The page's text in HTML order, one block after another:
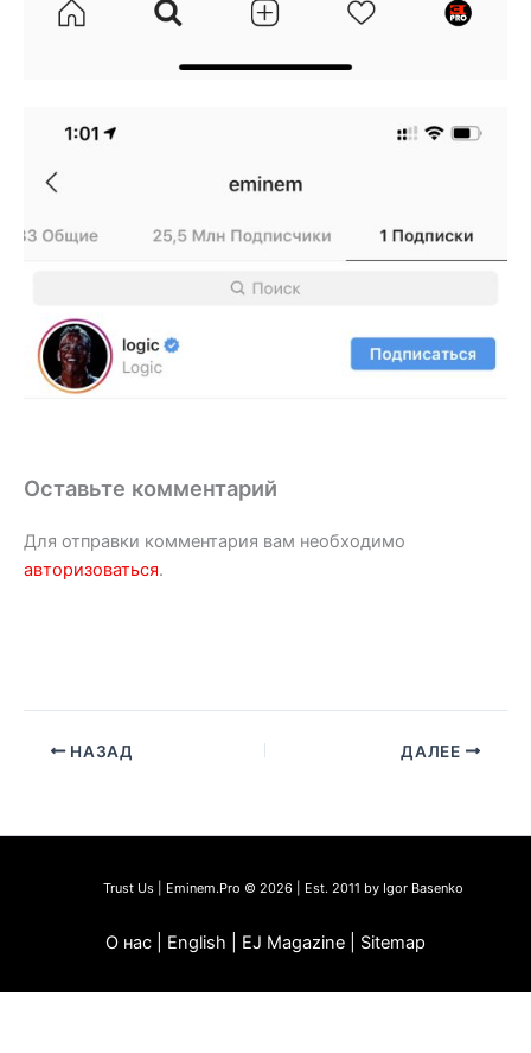
Оставьте комментарий
Для отправки комментария вам необходимо
авторизоваться.
НАЗАД ДАЛЕЕ
Trust Us | Eminem.Pro © 2026 | Est. 2011 by Igor Basenko
О нас | English | EJ Magazine | Sitemap